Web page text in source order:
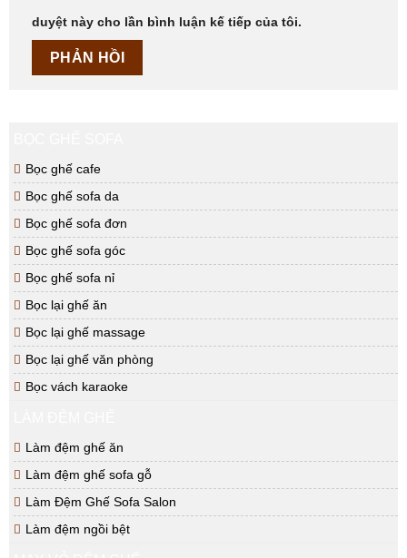
duyệt này cho lần bình luận kế tiếp của tôi.
Bọc ghế cafe
Bọc ghế sofa da
Bọc ghế sofa đơn
Bọc ghế sofa góc
Bọc ghế sofa nỉ
Bọc lại ghế ăn
Bọc lại ghế massage
Bọc lại ghế văn phòng
Bọc vách karaoke
Làm đệm ghế ăn
Làm đệm ghế sofa gỗ
Làm Đệm Ghế Sofa Salon
Làm đệm ngồi bệt